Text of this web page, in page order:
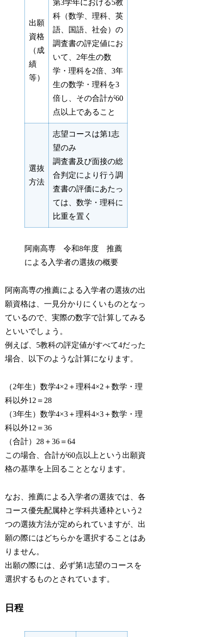
出願
資格
（成
績
等）
第3学年における5教
科（数学、理科、英
語、国語、社会）の
調査書の評定値にお
いて、2年生の数
学・理科を2倍、3年
生の数学・理科を3
倍し、その合計が60
点以上であること
選抜
方法
志望コースは第1志
望のみ
調査書及び面接の総
合判定により行う調
査書の評価にあたっ
ては、数学・理科に
比重を置く
阿南高専 令和8年度 推薦
による入学者の選抜の概要
阿南高専の推薦による入学者の選抜の出
願資格は、一見分かりにくいものとなっ
ているので、実際の数字で計算してみる
といいでしょう。
例えば、5教科の評定値がすべて4だった
場合、以下のような計算になります。
（2年生）数学4×2＋理科4×2＋数学・理
科以外12＝28
（3年生）数学4×3＋理科4×3＋数学・理
科以外12＝36
（合計）28＋36＝64
この場合、合計が60点以上という出願資
格の基準を上回ることとなります。
なお、推薦による入学者の選抜では、各
コース優先配属枠と学科共通枠という2
つの選抜方法が定められていますが、出
願の際にはどちらかを選択することはあ
りません。
出願の際には、必ず第1志望のコースを
選択するものとされています。
日程